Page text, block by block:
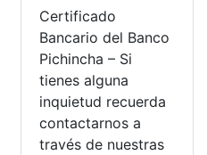
Certificado
Bancario del Banco
Pichincha – Si
tienes alguna
inquietud recuerda
contactarnos a
través de nuestras